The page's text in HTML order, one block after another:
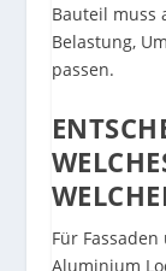
Bauteil muss
Belastung,
passen.
Für
Aluminium